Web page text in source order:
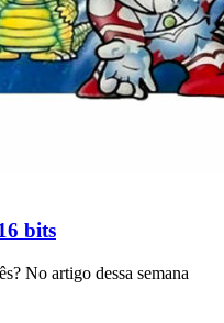
bits
No artigo dessa semana